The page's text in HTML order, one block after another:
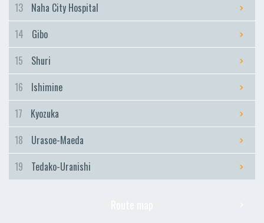
Tedako-Uranishi
Kyozuka
13
Naha City Hospital
14
Gibo
15
Shuri
16
Ishimine
17
Kyozuka
18
Urasoe-Maeda
19
Tedako-Uranishi